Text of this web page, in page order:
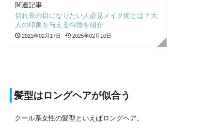
関連記事
切れ長の目になりたい人必見メイク術とは？大
人の印象を与える特徴を紹介
2021年02月17日 2025年02月10日
髪型はロングヘアが似合う
クール系女性の髪型といえばロングヘア。